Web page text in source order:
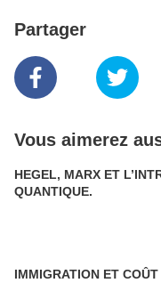
Partager
Vous aimerez
HEGEL, MARX ET
QUANTIQUE.
IMMIGRATION ET